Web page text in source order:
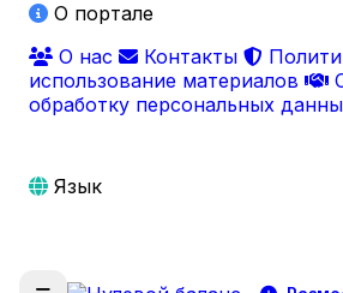
О портале
О нас
Контакты
использование материалов
обработку персональных
Язык